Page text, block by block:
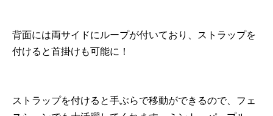
背面には両サイドにループが付いており、ストラップを
付けると首掛けも可能に！
ストラップを付けると手ぶらで移動ができるので、フェ